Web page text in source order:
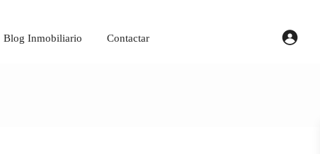
Blog Inmobiliario Contactar